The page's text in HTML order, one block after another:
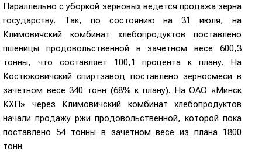
Параллельно с уборкой зерновых ведется продажа зерна
государству. Так, по состоянию на 31 июля, на
Климовичский комбинат хлебопродуктов поставлено
пшеницы продовольственной в зачетном весе 600,3
тонны, что составляет 100,1 процента к плану. На
Костюковичский спиртзавод поставлено зерносмеси в
зачетном весе 340 тонн (68% к плану). На ОАО «Минск
КХП» через Климовичский комбинат хлебопродуктов
начали продажу ржи продовольственной, которой пока
поставлено 54 тонны в зачетном весе из плана 1800
тонн.